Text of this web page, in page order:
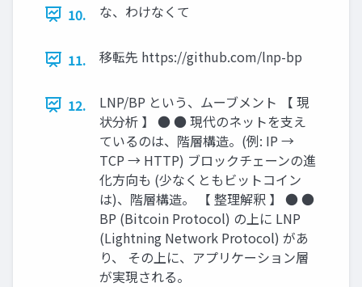
10. な、わけなくて
11. 移転先 https://github.com/lnp-bp
12.
LNP/BP という、ムーブメント 【 現
状分析 】 ● ● 現代のネットを支え
ているのは、階層構造。(例: IP →
TCP → HTTP) ブロックチェーンの進
化方向も (少なくともビットコイン
は)、階層構造。 【 整理解釈 】 ● ●
BP (Bitcoin Protocol) の上に LNP
(Lightning Network Protocol) があ
り、 その上に、アプリケーション層
が実現される。